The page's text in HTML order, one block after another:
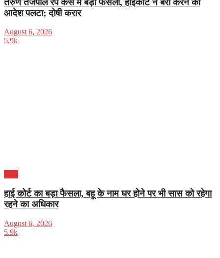
आदेश पलटा; दोषी करार
August 6, 2026
5.9k
हाई कोर्ट का बड़ा फैसला, बहू के नाम घर होने पर भी सास को रहेगा
रहने का अधिकार
August 6, 2026
5.9k